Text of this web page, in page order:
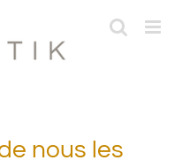
nous les